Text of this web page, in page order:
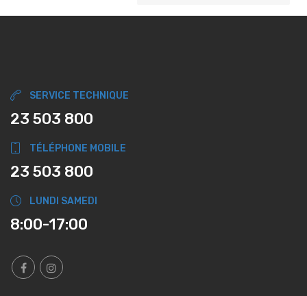
SERVICE TECHNIQUE
23 503 800
TÉLÉPHONE MOBILE
23 503 800
LUNDI SAMEDI
8:00-17:00